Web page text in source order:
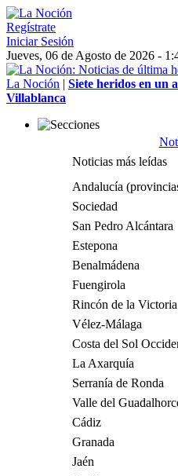
Regístrate
Iniciar Sesión
Jueves, 06 de Agosto de 2026 -
La Noción | Siete heridos en un
Villablanca
Noticias más leídas
Andalucía
Sociedad
San Pedro Alcántara
Estepona
Benalmádena
Fuengirola
Rincón de la Victoria
Vélez-Málaga
Costa del Sol
La Axarquía
Serranía de Ronda
Valle del
Cádiz
Granada
Jaén